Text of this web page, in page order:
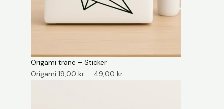
Origami trane – Sticker
Origami 19,00 kr. – 49,00 kr.